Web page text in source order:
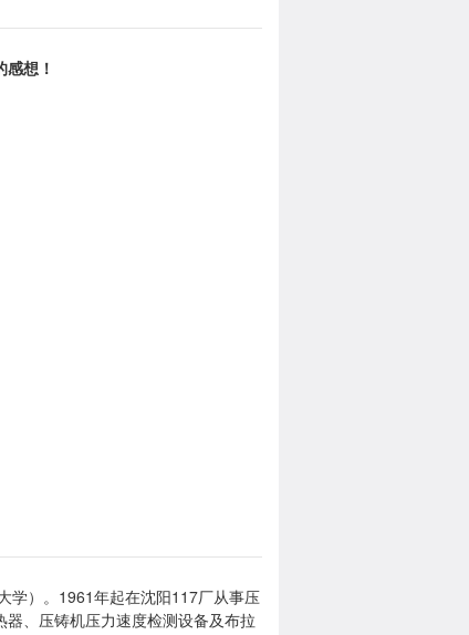
想！
学）。1961年起在沈阳117厂从事压
、压铸机压力速度检测设备及布拉